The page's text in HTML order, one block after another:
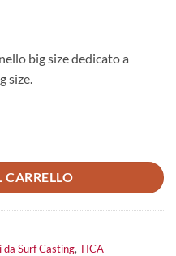
big size dedicato a
size.
da Surf Casting, TICA